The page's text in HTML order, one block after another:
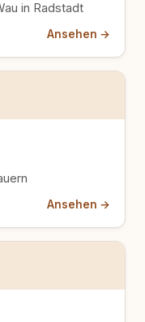
in Radstadt
Ansehen →
Ansehen →